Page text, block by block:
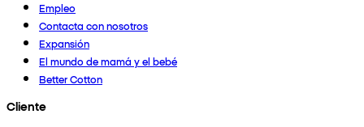
Empleo
Contacta con nosotros
Expansión
El mundo de mamá y el bebé
Better Cotton
Cliente